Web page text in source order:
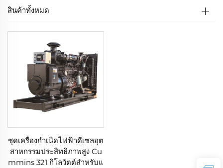
สินค้าทั้งหมด
ชุดเครื่องกำเนิดไฟฟ้าดีเซลอุต
สาหกรรมประสิทธิภาพสูง Cu
mmins 321 กิโลวัตต์สำหรับแ